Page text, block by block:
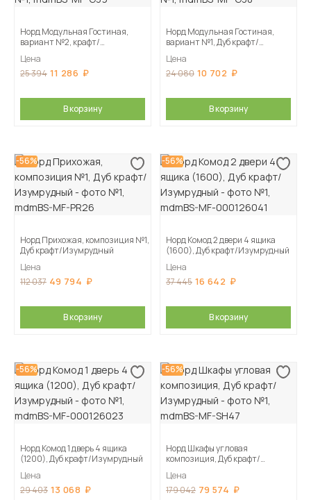
Норд Модульная Гостиная,
вариант №2, крафт/
Цена
25 394 11 286
В корзину
Норд Модульная Гостиная,
вариант №1, Дуб крафт/
Цена
24 080 10 702
В корзину
-56%
Норд Прихожая, композиция №1,
Дуб крафт/Изумрудный
Цена
112 037 49 794
В корзину
-56%
Норд Комод 2 двери 4 ящика
(1600), Дуб крафт/Изумрудный
Цена
37 445 16 642
В корзину
-56%
Норд Комод 1 дверь 4 ящика
(1200), Дуб крафт/Изумрудный
Цена
29 403 13 068
-56%
Норд Шкафы угловая
композиция, Дуб крафт/
Цена
179 042 79 574